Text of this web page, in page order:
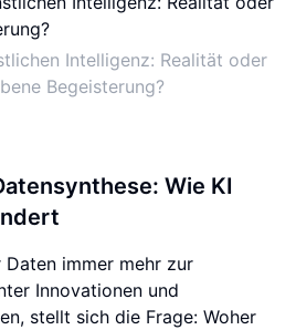
Intelligenz: Realität oder
Begeisterung?
Wie KI
Daten immer mehr zur
Innovationen und
stellt sich die Frage: Woher